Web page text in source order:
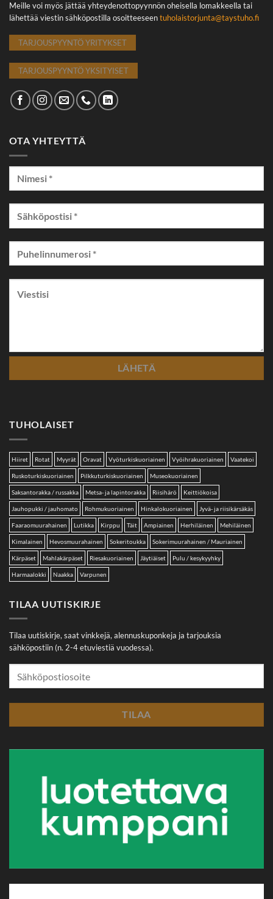
Meille voi myös jättää yhteydenottopyynnön oheisella lomakkeella tai
lähettää viestin sähköpostilla osoitteeseentuholaistorjunta@taystuho.fi
TARJOUSPYYNTÖ YRITYKSET
TARJOUSPYYNTÖ YKSITYISET
OTA YHTEYTTÄ
TUHOLAISET
Hiiret Rotat Myyrät Oravat Vyöturkiskuoriainen Vyöihrakuoriainen Vaatekoi
Ruskoturkiskuoriainen Pilkkuturkiskuoriainen Museokuoriainen
Saksantorakka / russakka Metsa- ja lapintorakka Riisihärö Keittiökoisa
Jauhopukki / jauhomato Rohmukuoriainen Hinkalokuoriainen Jyvä- ja riisikärsäkäs
Faaraomuurahainen Lutikka Kirppu Täit Ampiainen Herhiläinen Mehiläinen
Kimalainen Hevosmuurahainen Sokeritoukka Sokerimuurahainen / Mauriainen
Kärpäset Mahlakärpäset Riesakuoriainen Jäytiäiset Pulu / kesykyyhky
Harmaalokki Naakka Varpunen
TILAA UUTISKIRJE
Tilaa uutiskirje, saat vinkkejä, alennuskuponkeja ja tarjouksia
sähköpostiin (n. 2-4 etuviestiä vuodessa).